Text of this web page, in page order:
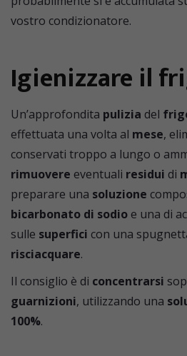
vostro condizionatore.
Igienizzare il
Un’approfondita pulizia del
effettuata una volta al mese,
conservati troppo a lungo o
rimuovere eventuali residui di
preparare una soluzione
bicarbonato di sodio e una di
sulle superfici con una
risciacquare.
Il consiglio è di concentrarsi
guarnizioni, utilizzando una
100%.